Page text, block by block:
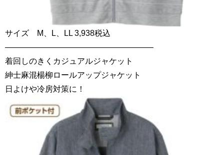
サイズ M、L、LL 3,938税込
——————————————————–
着回しのきくカジュアルジャケット
紳士麻混楊柳ロールアップジャケット
日よけや冷房対策に！